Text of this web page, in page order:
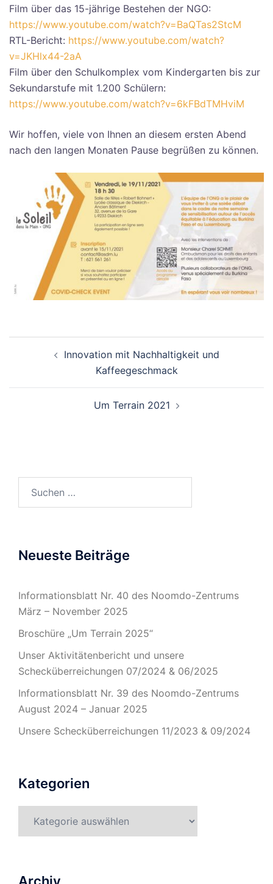
Film über das 15-jährige Bestehen der NGO:
https://www.youtube.com/watch?v=BaQTas2StcM
RTL-Bericht: https://www.youtube.com/watch?
v=JKHlx44-2aA
Film über den Schulkomplex vom Kindergarten bis zur
Sekundarstufe mit 1.200 Schülern:
https://www.youtube.com/watch?v=6kFBdTMHviM
Wir hoffen, viele von Ihnen an diesem ersten Abend
nach den langen Monaten Pause begrüßen zu können.
Innovation mit Nachhaltigkeit und
Kaffeegeschmack
Um Terrain 2021
nach:
Neueste Beiträge
Informationsblatt Nr. 40 des Noomdo-Zentrums
März – November 2025
Broschüre „Um Terrain 2025“
Unser Aktivitätenbericht und unsere
Schecküberreichungen 07/2024 & 06/2025
Informationsblatt Nr. 39 des Noomdo-Zentrums
August 2024 – Januar 2025
Unsere Schecküberreichungen 11/2023 & 09/2024
Kategorien
Archiv